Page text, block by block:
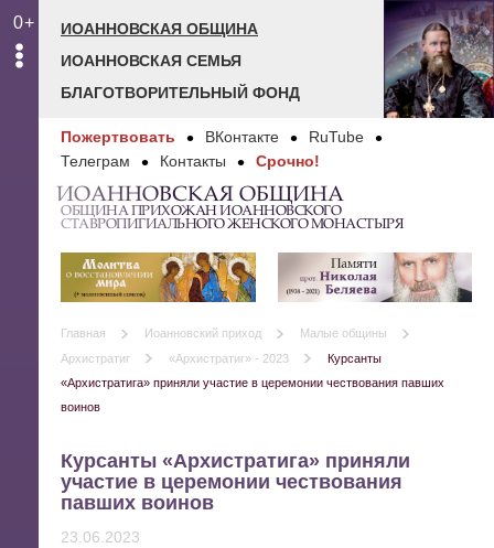
0+
ИОАННОВСКАЯ ОБЩИНА
ИОАННОВСКАЯ СЕМЬЯ
БЛАГОТВОРИТЕЛЬНЫЙ ФОНД
Пожертвовать ВКонтакте
RuTube
Телеграм
Контакты Срочно!
ИОАННОВСКАЯ ОБЩИНА
ОБЩИНА ПРИХОЖАН ИОАННОВСКОГО
СТАВРОПИГИАЛЬНОГО ЖЕНСКОГО МОНАСТЫРЯ
Главная Иоанновский приход
Малые общины
Архистратиг
«Архистратиг» - 2023
Курсанты
«Архистратига» приняли участие в церемонии чествования павших
воинов
Курсанты «Архистратига» приняли
участие в церемонии чествования
павших воинов
23.06.2023